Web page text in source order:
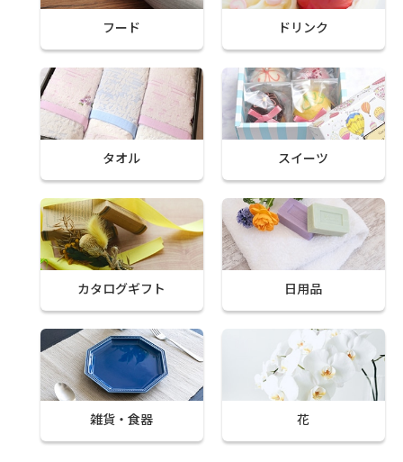
フード ドリンク
タオル スイーツ
カタログギフト 日用品
雑貨・食器 花